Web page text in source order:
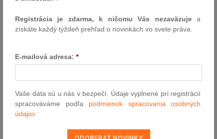
V európskej legislatíve v súčasnosti absentuje spoločná definícia
extrémizmu. Pre TASR to uviedol počas svojej návštevy v
spoluzakladateľ európskej občianskej iniciatívy Stop extremism
(Zastavte extrémizmus) Sebastian Reimer. Na Slovensko
27.10.2017
Ďalšia novela zákona o verejnom
Registrácia je zdarma, k ničomu Vás nezaväzujea
získáte každý týždeň prehľad o novinkách vo svete práva.
E-mailová adresa: *
Vaše dáta sú u nás v bezpečí. Údaje vyplnené pri registrácií
spracováváme podľa podmienok spracovania osobných
údajov